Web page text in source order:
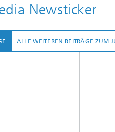
Newsticker
ALLE WEITEREN BEITRÄGE ZUM